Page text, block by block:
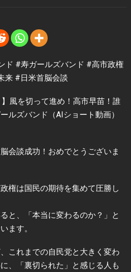
ド #寿ガールズバンド #高市政権
来 #日米首脳会談
風を切って進め！高市早苗！誰
ルズバンド（AIショート動画）
会談成功！おめでとうございま
権は国民の期待を集めて圧勝し
と、「本当に変わるのか？」と
ます。
これまでの自民党と大きく変わ
、「裏切られた」と感じる人も